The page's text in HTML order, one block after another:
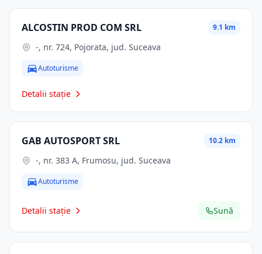
ALCOSTIN PROD COM SRL 9.1 km
-, nr. 724, Pojorata, jud. Suceava
Autoturisme
Detalii stație
GAB AUTOSPORT SRL 10.2 km
-, nr. 383 A, Frumosu, jud. Suceava
Autoturisme
Detalii stație Sună